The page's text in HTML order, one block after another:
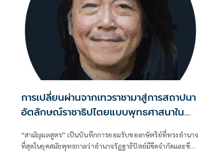
การเปลี่ยนผ่านจากเทวราชามาสู่การสถาปนา
อัตลักษณ์ราชาธิปไตยแบบพุทธศาสนาใน
พระไตรปิฏก : สามัญผลสูตรในฐานะทฤษฎี
ขีดจำกัดของอำนาจรัฐเหนือแรงงานและ
“สามัญผลสูตร” เป็นบันทึกการยอมรับของกษัตริย์ที่ทรงอำนาจ
ที่สุดในยุคสมัยพุทธกาลว่าอำนาจรัฏฐาธิปัตย์มีขีดจำกัดและขีด